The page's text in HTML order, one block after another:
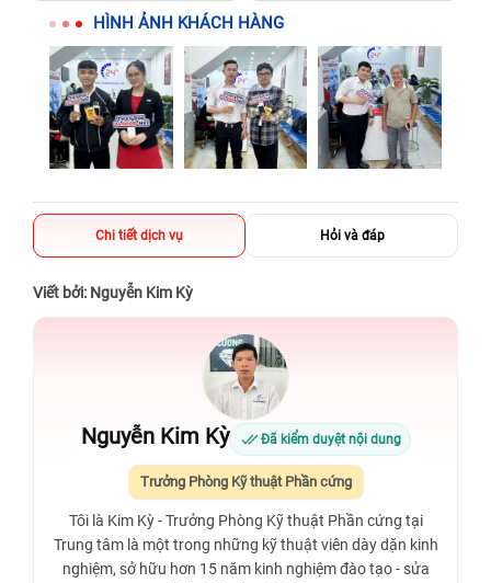
HÌNH ẢNH KHÁCH HÀNG
Chi tiết dịch vụ Hỏi và đáp
Viết bởi: Nguyễn Kim Kỳ
Nguyễn Kim Kỳ Đã kiểm duyệt nội dung
Trưởng Phòng Kỹ thuật Phần cứng
Tôi là Kim Kỳ - Trưởng Phòng Kỹ thuật Phần cứng tại
Trung tâm là một trong những kỹ thuật viên dày dặn kinh
nghiệm, sở hữu hơn 15 năm kinh nghiệm đào tạo - sửa